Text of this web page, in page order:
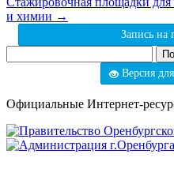
и химии →
Запись
Версия
Официальные Интернет-